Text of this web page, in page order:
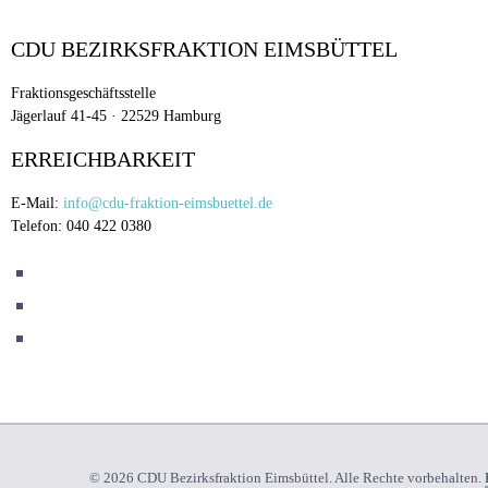
CDU BEZIRKSFRAKTION EIMSBÜTTEL
Fraktionsgeschäftsstelle
Jägerlauf 41-45 · 22529 Hamburg
ERREICHBARKEIT
E-Mail: info@cdu-fraktion-eimsbuettel.de
Telefon: 040 422 0380
© 2026 CDU Bezirksfraktion Eimsbüttel. Alle Rechte vorbehalten.